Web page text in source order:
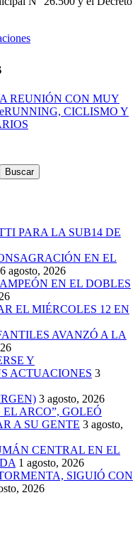
REUNIÓN CON MUY
RUNNING, CICLISMO Y
PARA LA SUB14 DE
EN EL
6 agosto, 2026
EN EL DOBLES
EL MIÉRCOLES 12 EN
AVANZÓ A LA
Y
ACTUACIONES 3
3 agosto, 2026
ARCO”, GOLEÓ
A SU GENTE 3 agosto,
CENTRAL EN EL
1 agosto, 2026
SIGUIÓ CON
2026